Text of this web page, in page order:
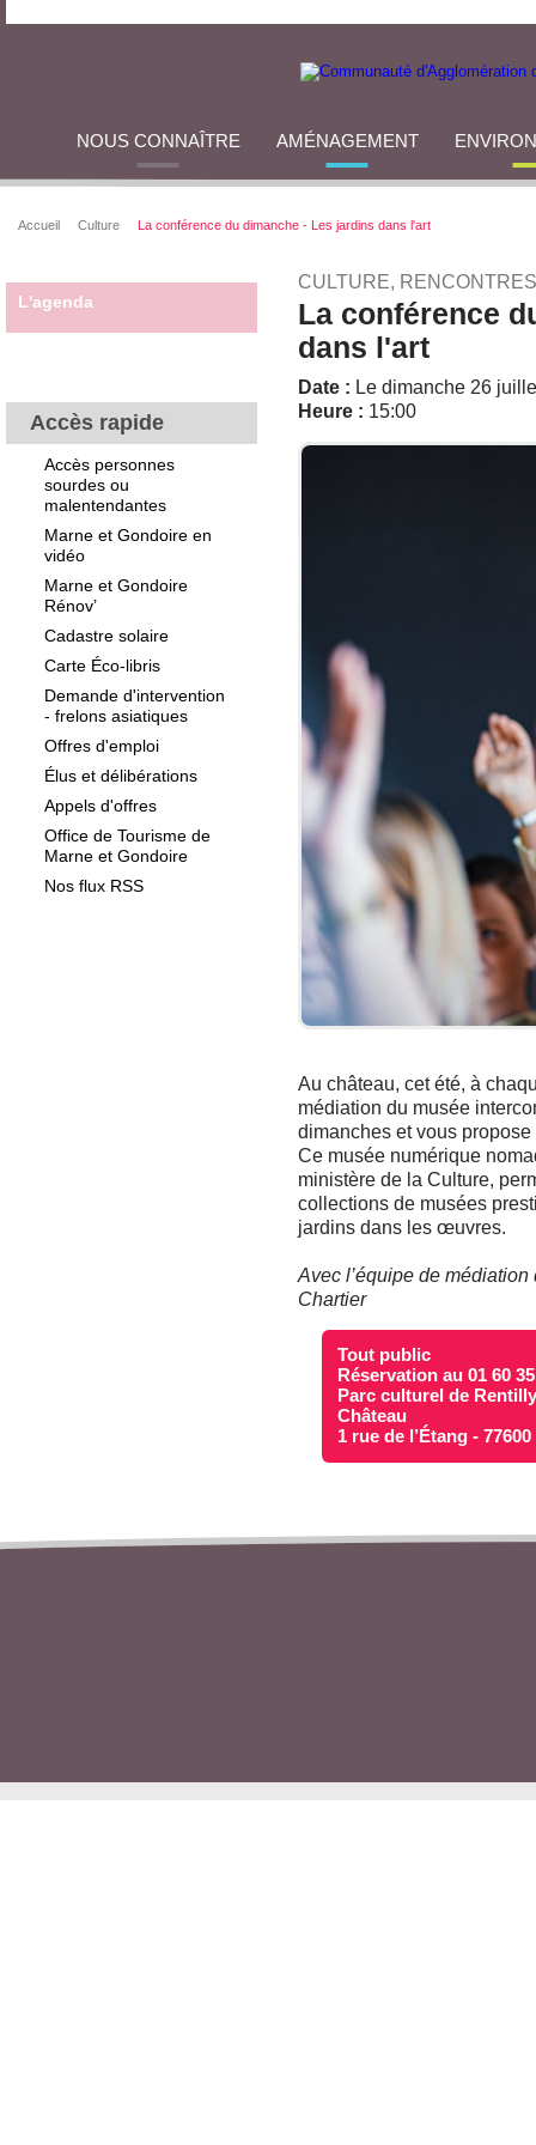
NOUS CONNAÎTRE AMÉNAGEMENT
Accueil Culture La conférence du dimanche - Les jardins dans l'art
L'agenda
Accès rapide
Accès personnes
sourdes ou
malentendantes
Marne et Gondoire en
vidéo
Marne et Gondoire
Rénov’
Cadastre solaire
Carte Éco-libris
Demande d'intervention
- frelons asiatiques
Offres d'emploi
Élus et délibérations
Appels d'offres
Office de Tourisme de
Marne et Gondoire
Nos flux RSS
CULTURE,
La conférence
dans l'art
Date : Le dimanche 26
Heure : 15:00
Au château, cet été, à
médiation du musée
dimanches et vous
Ce musée numérique
ministère de la Culture,
collections de musées
jardins dans les œuvres.
Avec l’équipe de
Chartier
Tout public
Réservation au 01 60
Parc culturel de
Château
1 rue de l’Étang -